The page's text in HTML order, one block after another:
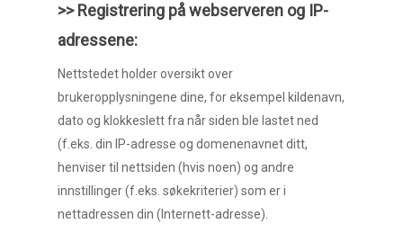
>> Registrering på webserveren og IP-
adressene:
Nettstedet holder oversikt over
brukeropplysningene dine, for eksempel kildenavn,
dato og klokkeslett fra når siden ble lastet ned
(f.eks. din IP-adresse og domenenavnet ditt,
henviser til nettsiden (hvis noen) og andre
innstillinger (f.eks. søkekriterier) som er i
nettadressen din (Internett-adresse).